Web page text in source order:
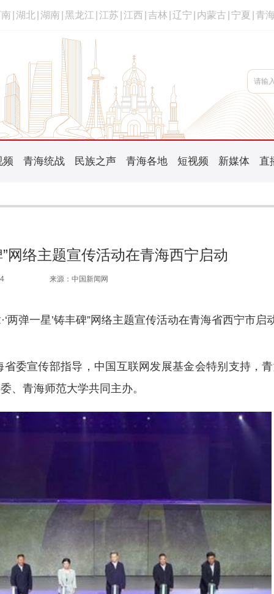
湖北 湖南 黑龙江 江苏 江西 吉林 辽宁 内蒙古 宁夏 青海
频 青海统战 民族之声 青海各地 短视频 新媒体 直
”网络主题宣传活动在青海西宁启动
来源：中国新闻网
一星’铸丰碑”网络主题宣传活动在青海省西宁市启动
宣传部指导，中国互联网发展基金会特别支持，
、青海师范大学共同主办。